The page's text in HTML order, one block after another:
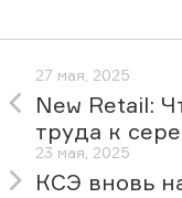
27 мая, 2025
New Retail:
труда к
23 мая, 2025
КСЭ вновь